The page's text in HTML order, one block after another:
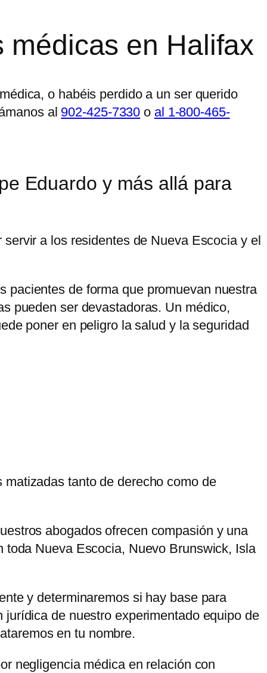
en Halifax
o habéis perdido a un ser querido
al 902-425-7330 o al 1-800-465-
Eduardo y más allá para
a los residentes de Nueva Escocia y el
pacientes de forma que promuevan nuestra
pueden ser devastadoras. Un médico,
poner en peligro la salud y la seguridad
tanto de derecho como de
abogados ofrecen compasión y una
Nueva Escocia, Nuevo Brunswick, Isla
y determinaremos si hay base para
de nuestro experimentado equipo de
en tu nombre.
negligencia médica en relación con